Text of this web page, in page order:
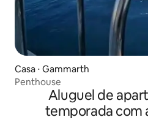
Casa ⋅ Gammarth
Penthouse
Aluguel de
temporada com